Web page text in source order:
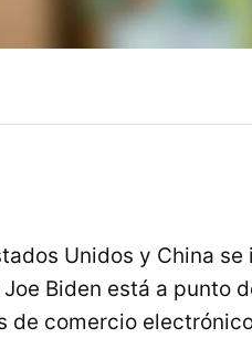
Unidos y China
Biden está a punto
comercio